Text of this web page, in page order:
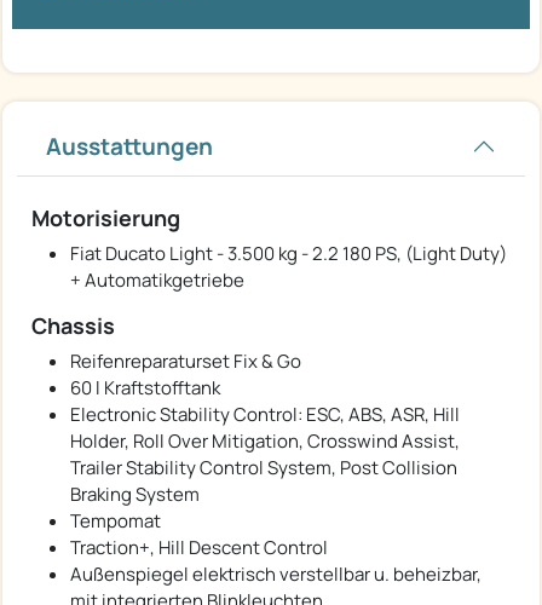
Ausstattungen
Motorisierung
Fiat Ducato Light - 3.500 kg - 2.2 180 PS, (Light Duty)
+ Automatikgetriebe
Chassis
Reifenreparaturset Fix & Go
60 l Kraftstofftank
Electronic Stability Control: ESC, ABS, ASR, Hill
Holder, Roll Over Mitigation, Crosswind Assist,
Trailer Stability Control System, Post Collision
Braking System
Tempomat
Traction+, Hill Descent Control
Außenspiegel elektrisch verstellbar u. beheizbar,